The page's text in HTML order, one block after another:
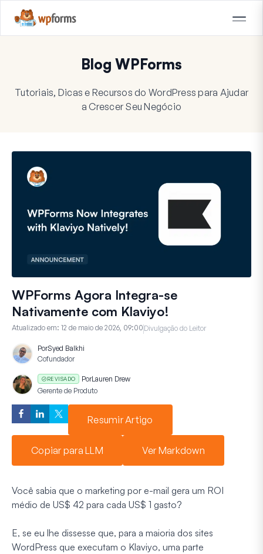
Blog WPForms
Tutoriais, Dicas e Recursos do WordPress para Ajudar
a Crescer Seu Negócio
WPForms Agora Integra-se
Nativamente com Klaviyo!
Atualizado em: 12 de maio de 2026, 09:00 Divulgação do Leitor
PorSyed Balkhi
Cofundador
REVISADO PorLauren Drew
Gerente de Produto
Resumir Artigo
Copiar para LLM Ver Markdown
Você sabia que o marketing por e-mail gera um ROI
médio de US$ 42 para cada US$ 1 gasto?
E, se eu lhe dissesse que, para a maioria dos sites
WordPress que executam o Klaviyo, uma parte